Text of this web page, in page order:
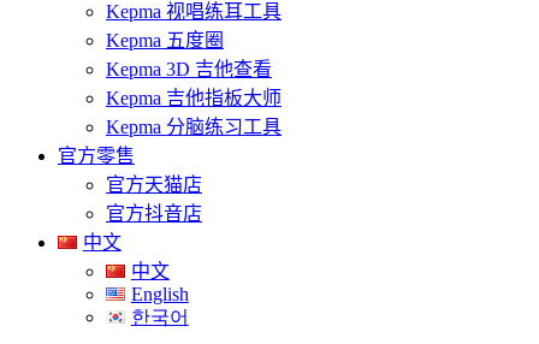
Kepma 视唱练耳工具
Kepma 五度圈
Kepma 3D 吉他查看
Kepma 吉他指板大师
Kepma 分脑练习工具
官方零售
官方天猫店
官方抖音店
中文
中文
English
한국어